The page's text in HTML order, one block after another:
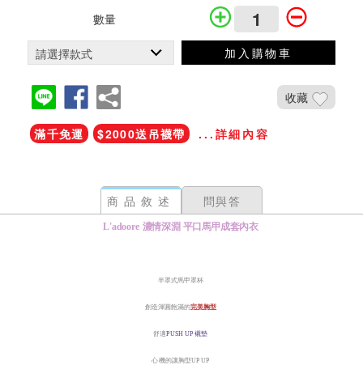
數量
加入購物車
收藏
滿千免運 $2000送吊襪帶 ...詳細內容
商品敘述 問與答